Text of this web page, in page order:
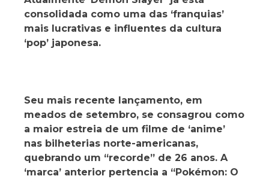
consolidada como uma das ‘franquias’
mais lucrativas e influentes da cultura
‘pop’ japonesa.
Seu mais recente lançamento, em
meados de setembro, se consagrou como
a maior estreia de um filme de ‘anime’
nas bilheterias norte-americanas,
quebrando um “recorde” de 26 anos. A
‘marca’ anterior pertencia a “Pokémon: O